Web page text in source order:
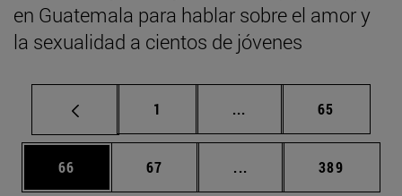
en Guatemala para hablar sobre el amor y
la sexualidad a cientos de jóvenes
Página
1 ... Páginas intermedias
Página
65
Página
66 Página
67 ... Páginas intermedias
Página
389